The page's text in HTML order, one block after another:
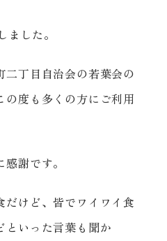
した。
二丁目自治会の若葉会の
度も多くの方にご利用
謝です。
だけど、皆でワイワイ食
といった言葉も聞か